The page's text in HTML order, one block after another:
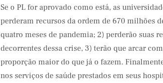
Se o PL for aprovado como está, as
perderam recursos da ordem de 670 milhões
quatro meses de pandemia; 2) perderão suas
decorrentes dessa crise, 3) terão que arcar
proporção maior do que já o fazem.
nos serviços de saúde prestados em seus